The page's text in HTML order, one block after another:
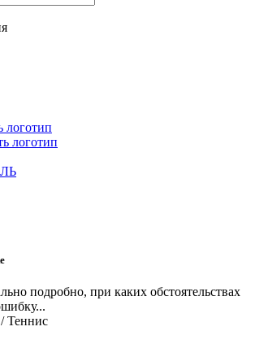
логотип
логотип
подробно, при каких обстоятельствах
/ Теннис